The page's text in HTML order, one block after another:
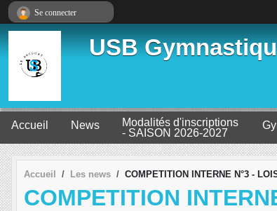
USB
Accueil News
Modalités d'inscriptions
- SAISON 2026-2027
Accueil Les news COMPETITION INTERNE N°3 -
COMPETITION
Se connecter
Panneau de gestion des cookies